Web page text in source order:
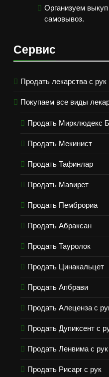
Организуем
самовывоз.
Сервис
Продать лекарства с рук
Покупаем все виды
Продать Мирклюдекс Б
Продать Мекинист
Продать Тафинлар
Продать Мавирет
Продать Пемброриа
Продать Абраксан
Продать Тауролок
Продать Цинакальцет
Продать Апбрави
Продать Алеценза с
Продать Дупиксент с
Продать Ленвима с рук
Продать Рисарг с рук